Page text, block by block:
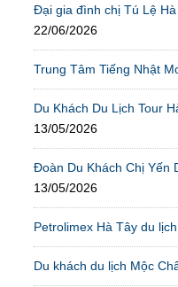
Đại gia đình chị Tú Lệ
22/06/2026
Trung Tâm Tiếng Nhật
Du Khách Du Lịch Tour
13/05/2026
Đoàn Du Khách Chị Yến
13/05/2026
Petrolimex Hà Tây du
Du khách du lịch Mộc